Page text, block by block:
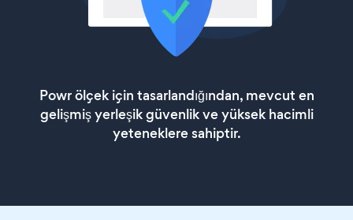
Powr ölçek için tasarlandığından, mevcut en
gelişmiş yerleşik güvenlik ve yüksek hacimli
yeteneklere sahiptir.